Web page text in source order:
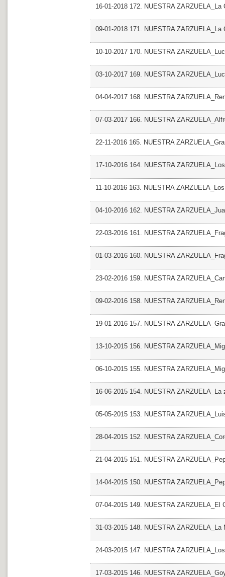
16-01-2018 172. NUESTRA
09-01-2018 171. NUESTRA
10-10-2017 170. NUESTRA
03-10-2017 169. NUESTRA
04-04-2017 168. NUESTRA
07-03-2017 166. NUESTRA
22-11-2016 165. NUESTRA
17-10-2016 164. NUESTRA
11-10-2016 163. NUESTRA
04-10-2016 162. NUESTRA
22-03-2016 161. NUESTRA
01-03-2016 160. NUESTRA
23-02-2016 159. NUESTRA
09-02-2016 158. NUESTRA
19-01-2016 157. NUESTRA
13-10-2015 156. NUESTRA
06-10-2015 155. NUESTRA
16-06-2015 154. NUESTRA ZARZUELA_La
05-05-2015 153. NUESTRA
28-04-2015 152. NUESTRA
21-04-2015 151. NUESTRA
14-04-2015 150. NUESTRA
07-04-2015 149. NUESTRA
31-03-2015 148. NUESTRA ZARZUELA_La
24-03-2015 147. NUESTRA
17-03-2015 146. NUESTRA